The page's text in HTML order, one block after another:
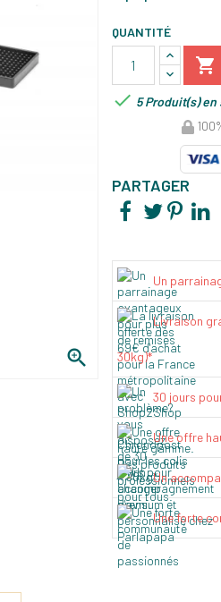

QUANTITÉ

 5 Produit(s) en
PARTAGER
Un
Livraison
30kg)*
30 jours
Une offre
Un
Une forte